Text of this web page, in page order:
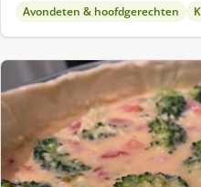
Avondeten & hoofdgerechten